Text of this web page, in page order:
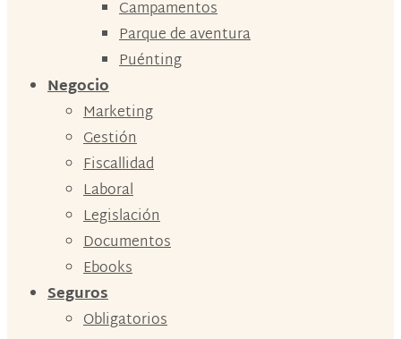
Campamentos
Parque de aventura
Puénting
Negocio
Marketing
Gestión
Fiscallidad
Laboral
Legislación
Documentos
Ebooks
Seguros
Obligatorios